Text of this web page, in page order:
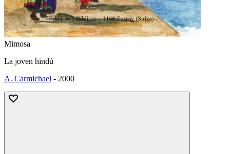
Mimosa
La joven hindú
A. Carmichael - 2000